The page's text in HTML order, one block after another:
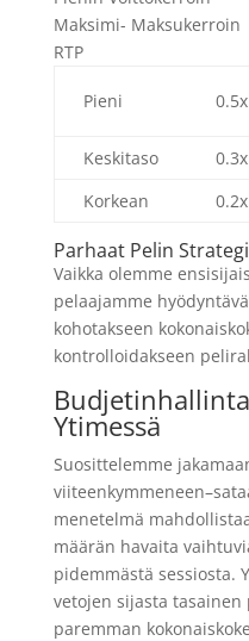
Maksimi- Maksukerroin
RTP
Pieni 0.5x
Keskitaso 0.3x
Korkean
0.2x
Parhaat Pelin
Vaikka olemme
pelaajamme
kohotakseen
kontrolloidakseen
Ytimessä
Suosittelemme
menetelmä
määrän havaita
pidemmästä sessiosta.
vetojen sijasta tasainen
paremman